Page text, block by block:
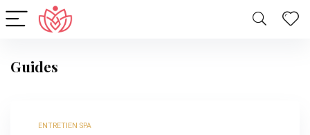
Guides
ENTRETIEN SPA